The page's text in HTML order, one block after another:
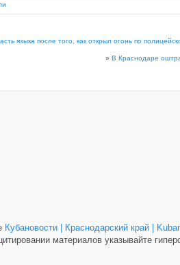
языка после того, как открыл огонь по
» В Краснодаре
Кубановости | Краснодарский край |
материалов указывайте